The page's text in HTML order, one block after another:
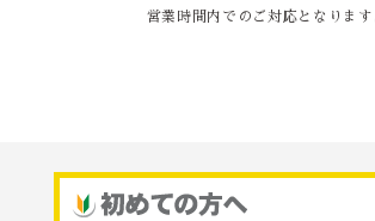
営業時間内でのご対応となります